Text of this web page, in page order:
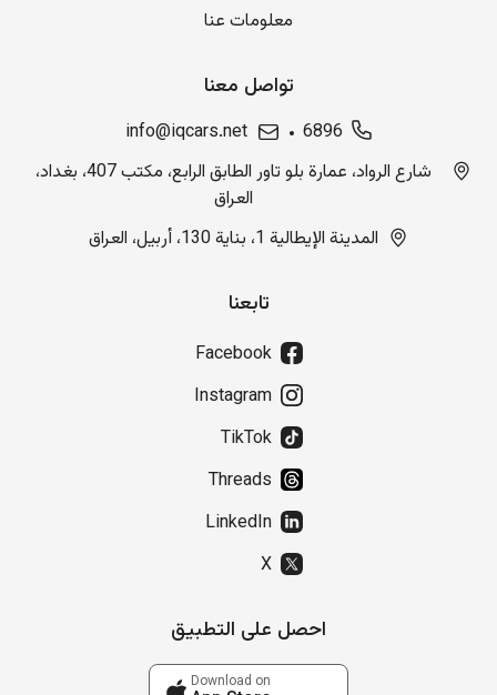
معلومات عنا
تواصل معنا
6896
info@iqcars.net
شارع الرواد، عمارة بلو تاور الطابق الرابع، مكتب 407، بغداد،
العراق
المدينة الإيطالية 1، بناية 130، أربيل، العراق
تابعنا
Facebook
Instagram
TikTok
Threads
LinkedIn
X
احصل على التطبيق
Download on